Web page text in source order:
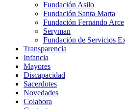
Fundación Asilo
Fundación Santa Marta
Fundación Fernando Arce
Seryman
Fundación de Servicios
Transparencia
Infancia
Mayores
Discapacidad
Sacerdotes
Novedades
Colabora